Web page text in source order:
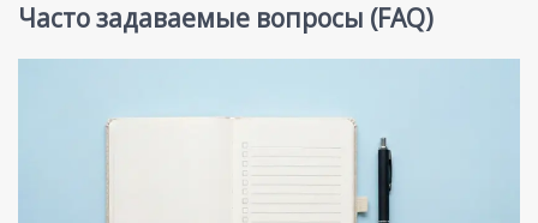
Часто задаваемые вопросы (FAQ)